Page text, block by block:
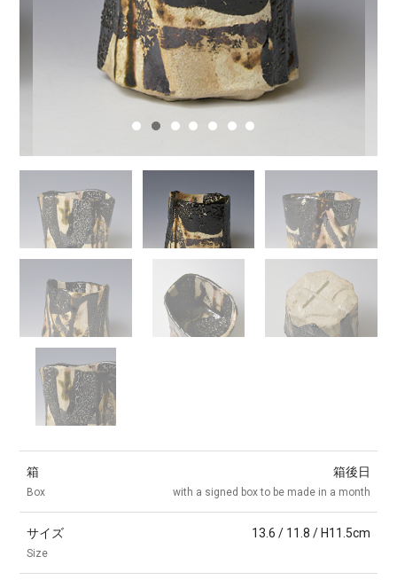
箱
Box
箱後日
with a signed box to be made in a month
サイズ
Size
13.6 / 11.8 / H11.5cm